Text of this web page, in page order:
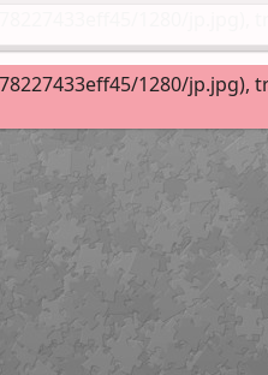
1280/jp.jpg),